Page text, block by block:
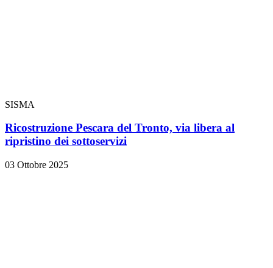
SISMA
Ricostruzione Pescara del Tronto, via libera al
ripristino dei sottoservizi
03 Ottobre 2025